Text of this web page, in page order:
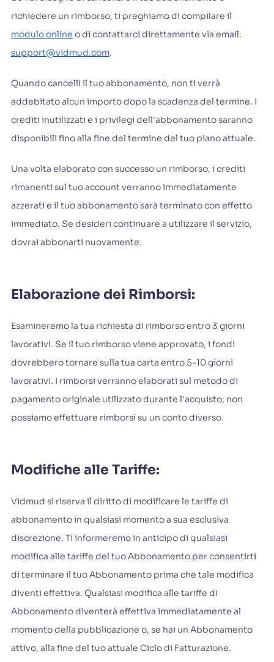
richiedere un rimborso, ti preghiamo di compilare il
modulo online o di contattarci direttamente via email:
support@vidmud.com.
Quando cancelli il tuo abbonamento, non ti verrà
addebitato alcun importo dopo la scadenza del termine. I
crediti inutilizzati e i privilegi dell'abbonamento saranno
disponibili fino alla fine del termine del tuo piano attuale.
Una volta elaborato con successo un rimborso, i crediti
rimanenti sul tuo account verranno immediatamente
azzerati e il tuo abbonamento sarà terminato con effetto
immediato. Se desideri continuare a utilizzare il servizio,
dovrai abbonarti nuovamente.
Elaborazione dei Rimborsi:
Esamineremo la tua richiesta di rimborso entro 3 giorni
lavorativi. Se il tuo rimborso viene approvato, i fondi
dovrebbero tornare sulla tua carta entro 5-10 giorni
lavorativi. I rimborsi verranno elaborati sul metodo di
pagamento originale utilizzato durante l'acquisto; non
possiamo effettuare rimborsi su un conto diverso.
Modifiche alle Tariffe:
Vidmud si riserva il diritto di modificare le tariffe di
abbonamento in qualsiasi momento a sua esclusiva
discrezione. Ti informeremo in anticipo di qualsiasi
modifica alle tariffe del tuo Abbonamento per consentirti
di terminare il tuo Abbonamento prima che tale modifica
diventi effettiva. Qualsiasi modifica alle tariffe di
Abbonamento diventerà effettiva immediatamente al
momento della pubblicazione o, se hai un Abbonamento
attivo, alla fine del tuo attuale Ciclo di Fatturazione.